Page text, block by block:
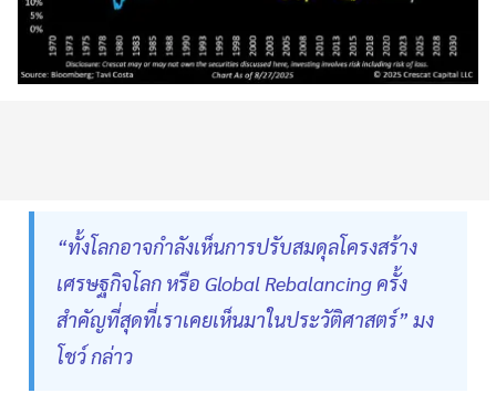
“ทั้งโลกอาจกำลังเห็นการปรับสมดุลโครงสร้าง
เศรษฐกิจโลก หรือ Global Rebalancing ครั้ง
สำคัญที่สุดที่เราเคยเห็นมาในประวัติศาสตร์” มง
โชว์ กล่าว